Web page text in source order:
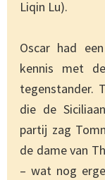
Liqin Lu).
Oscar had
kennis met
tegenstander.
die de
partij zag
de dame van
– wat nog